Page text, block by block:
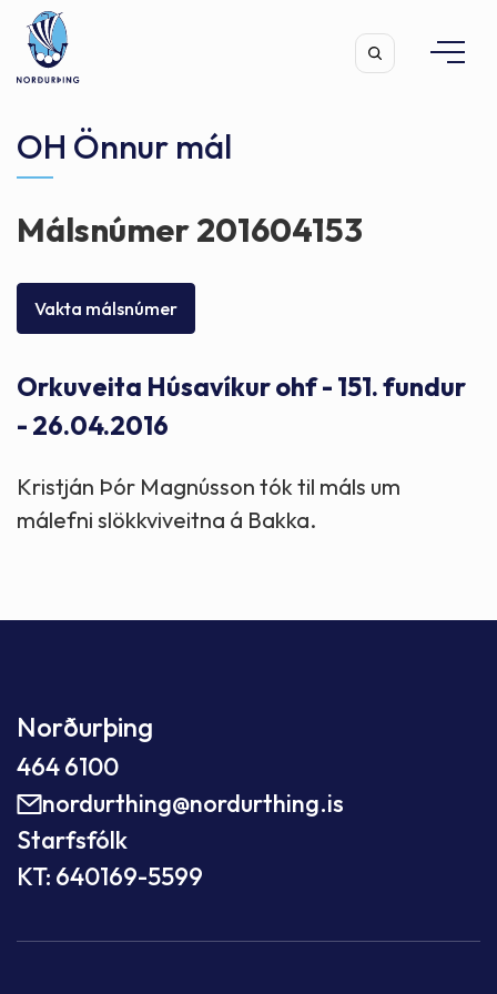
Leita
OH Önnur mál
Málsnúmer 201604153
Vakta málsnúmer
Orkuveita Húsavíkur ohf - 151. fundur
- 26.04.2016
Kristján Þór Magnússon tók til máls um
málefni slökkviveitna á Bakka.
Norðurþing
464 6100
nordurthing@nordurthing.is
Starfsfólk
KT: 640169-5599